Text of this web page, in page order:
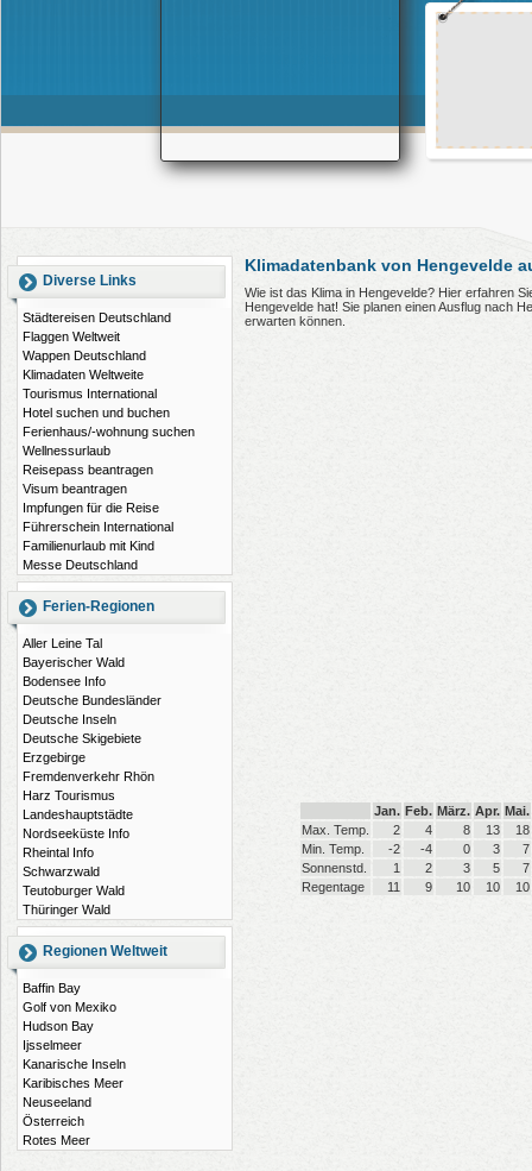
Diverse Links
Städtereisen Deutschland
Flaggen Weltweit
Wappen Deutschland
Klimadaten Weltweite
Tourismus International
Hotel suchen und buchen
Ferienhaus/-wohnung suchen
Wellnessurlaub
Reisepass beantragen
Visum beantragen
Impfungen für die Reise
Führerschein International
Familienurlaub mit Kind
Messe Deutschland
Ferien-Regionen
Aller Leine Tal
Bayerischer Wald
Bodensee Info
Deutsche Bundesländer
Deutsche Inseln
Deutsche Skigebiete
Erzgebirge
Fremdenverkehr Rhön
Harz Tourismus
Landeshauptstädte
Nordseeküste Info
Rheintal Info
Schwarzwald
Teutoburger Wald
Thüringer Wald
Regionen Weltweit
Baffin Bay
Golf von Mexiko
Hudson Bay
Ijsselmeer
Kanarische Inseln
Karibisches Meer
Neuseeland
Österreich
Rotes Meer
Klimadatenbank von Hengevelde
Wie ist das Klima in Hengevelde? Hier erfahren
Hengevelde hat! Sie planen einen Ausflug nach
erwarten können.
Jan. Feb. März. Apr. Mai.
Max. Temp.
2 4 8 13
18
Min. Temp.
-2 -4 0 3
7
Sonnenstd.
1 2 3 5
7
Regentage
11 9 10 10 10